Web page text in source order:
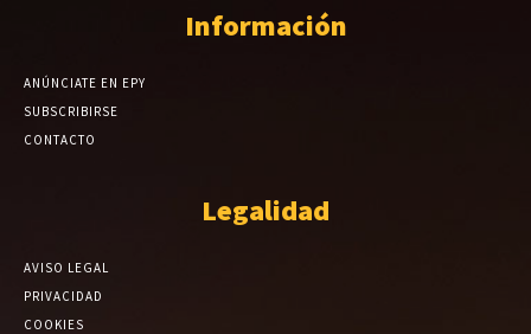
Información
ANÚNCIATE EN EPY
SUBSCRIBIRSE
CONTACTO
Legalidad
AVISO LEGAL
PRIVACIDAD
COOKIES